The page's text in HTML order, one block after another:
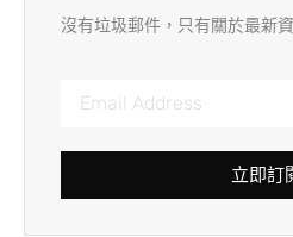
沒有垃圾郵件，只有關於最新
立即訂